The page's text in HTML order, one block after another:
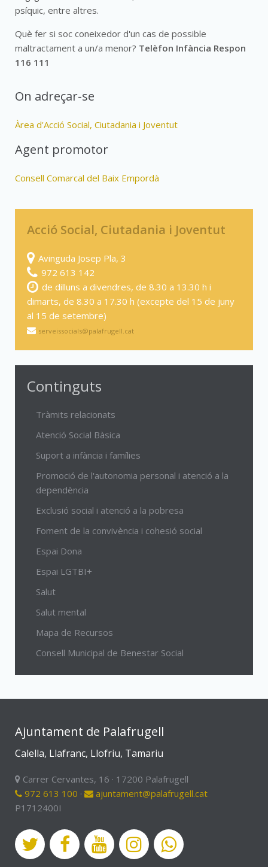
psíquic, entre altres.
Què fer si soc coneixedor d'un cas de possible
maltractament a un/a menor? Telèfon Infància Respon
116 111
On adreçar-se
Àrea d'Acció Social, Ciutadania i Joventut
Agent promotor
Consell Comarcal del Baix Empordà
Acció Social, Ciutadania i Joventut
Avinguda Josep Pla, 3
972 613 142
de dilluns a divendres, de 8.30 a 13.30 h i
dimarts, de 8.30 a 17.30 h (excepte del 15 de juny
al 15 de setembre)
serveissocials@palafrugell.cat
Continguts
Tràmits relacionats
Atenció Social Bàsica
Suport a infància i famílies
Promoció de l'autonomia personal i atenció a la
dependència
Exclusió social i atenció a la pobresa
Foment de la convivència i cohesió social
Espai Dona
Espai LGTBI+
Salut
Salut mental
Mapa de Recursos
Consell Municipal de Benestar Social
Ajuntament de Palafrugell
Calella, Llafranc, Llofriu, Tamariu
Carrer Cervantes, 16 · 17200 Palafrugell
972 613 100 ·
ajuntament@palafrugell.cat
P1712400I